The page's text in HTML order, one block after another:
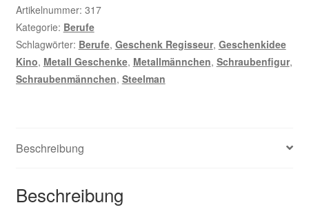
Artikelnummer: 317
Kategorie: Berufe
Schlagwörter: Berufe, Geschenk Regisseur, Geschenkidee
Kino, Metall Geschenke, Metallmännchen, Schraubenfigur,
Schraubenmännchen, Steelman
Beschreibung
Beschreibung